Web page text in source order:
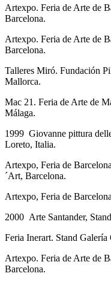
Artexpo. Feria de Arte de
Barcelona.
Artexpo. Feria de Arte de
Barcelona.
Talleres Miró. Fundación
Mallorca.
Mac 21. Feria de Arte de
Málaga.
1999 Giovanne pittura
Loreto, Italia.
Artexpo, Feria de
´Art, Barcelona.
Artexpo, Feria de
2000 Arte Santander,
Feria Inerart. Stand Galería
Artexpo. Feria de Arte de
Barcelona.